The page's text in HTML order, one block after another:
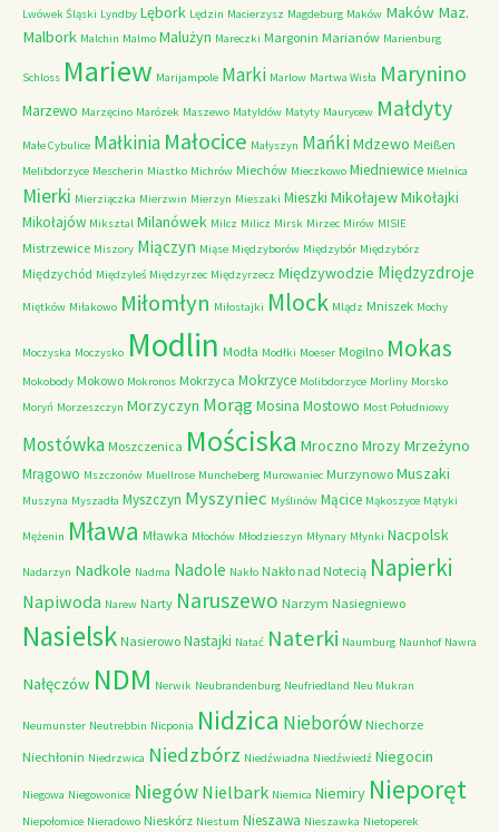
Lwówek Śląski Lyndby Lębork Lędzin Macierzysz Magdeburg Maków Maków Maz.
Malbork Malchin Malmo Malużyn Mareczki Margonin Marianów Marienburg
Schloss Mariew Marijampole Marki Marlow Martwa Wisła Marynino
Marzewo Marzęcino Marózek Maszewo Matyldów Matyty Maurycew Małdyty
Małe Cybulice Małkinia Małocice Małyszyn MańkiMdzewo Meißen
Melibdorzyce Mescherin Miastko Michrów Miechów Mieczkowo Miedniewice Mielnica
Mierki Mierziączka Mierzwin Mierzyn Mieszaki Mieszki MikołajewMikołajki
Mikołajów Miksztal Milanówek Milcz Milicz Mirsk Mirzec Mirów MISIE
Mistrzewice Miszory Miączyn Miąse Międzyborów Międzybór Międzybórz
Międzychód Międzyleś Międzyrzec Międzyrzecz Międzywodzie Międzyzdroje
Miętków Miłakowo Miłomłyn Miłostajki Mlock Mlądz Mniszek Mochy
Moczyska Moczysko Modlin Modła Modłki Moeser Mogilno Mokas
Mokobody Mokowo Mokronos Mokrzyca Mokrzyce Molibdorzyce Morliny Morsko
Moryń Morzeszczyn Morzyczyn MorągMosina Mostowo Most Południowy
Mostówka Moszczenica Mościska Mroczno Mrozy Mrzeżyno
Mrągowo Mszczonów Muellrose Muncheberg Murowaniec Murzynowo Muszaki
Muszyna Myszadła Myszczyn Myszyniec Myślinów Mącice Mąkoszyce Mątyki
Mężenin Mława Mławka Młochów Młodzieszyn Młynary Młynki Nacpolsk
Nadarzyn Nadkole Nadma Nadole Nakło Nakło nad Notecią Napierki
Napiwoda Narew Narty Naruszewo Narzym Nasiegniewo
Nasielsk Nasierowo Nastajki Natać Naterki Naumburg Naunhof Nawra
Nałęczów NDM Nerwik Neubrandenburg Neufriedland Neu Mukran
Neumunster Neutrebbin Nicponia Nidzica Nieborów Niechorze
Niechłonin Niedrzwica Niedzbórz Niedźwiadna Niedźwiedź Niegocin
Niegowa Niegowonice Niegów Nielbark Niemica Niemiry Nieporęt
Niepołomice Nieradowo Nieskórz Niestum Nieszawa Nieszawka Nietoperek